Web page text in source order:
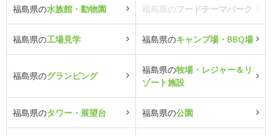
福島県の水族館・動物園 福島県のフードテーマパーク
福島県の工場見学 福島県のキャンプ場・BBQ場
福島県のグランピング
福島県の牧場・レジャー＆リ
ゾート施設
福島県のタワー・展望台 福島県の公園